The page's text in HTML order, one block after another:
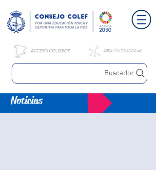
Buscador
Noticias